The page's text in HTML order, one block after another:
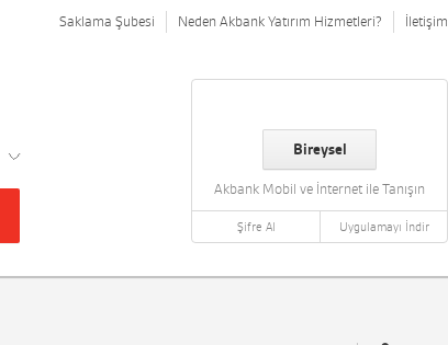
Saklama Şubesi Neden Akbank Yatırım Hizmetleri? İletişim
Bireysel
Akbank Mobil ve İnternet ile Tanışın
Şifre Al Uygulamayı İndir